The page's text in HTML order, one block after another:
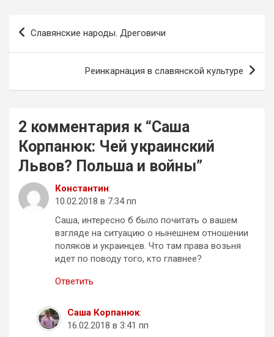
Навигация
Славянские народы. Дреговичи
Реинкарнация в славянской культуре
2 комментария к “Саша
Корпанюк: Чей украинский
Львов? Польша и войны”
Константин:
10.02.2018 в 7:34 пп
Саша, интересно б было почитать о вашем
взгляде на ситуацию о нынешнем отношении
поляков и украинцев. Что там права возьня
идет по поводу того, кто главнее?
Ответить
Саша Корпанюк:
16.02.2018 в 3:41 пп